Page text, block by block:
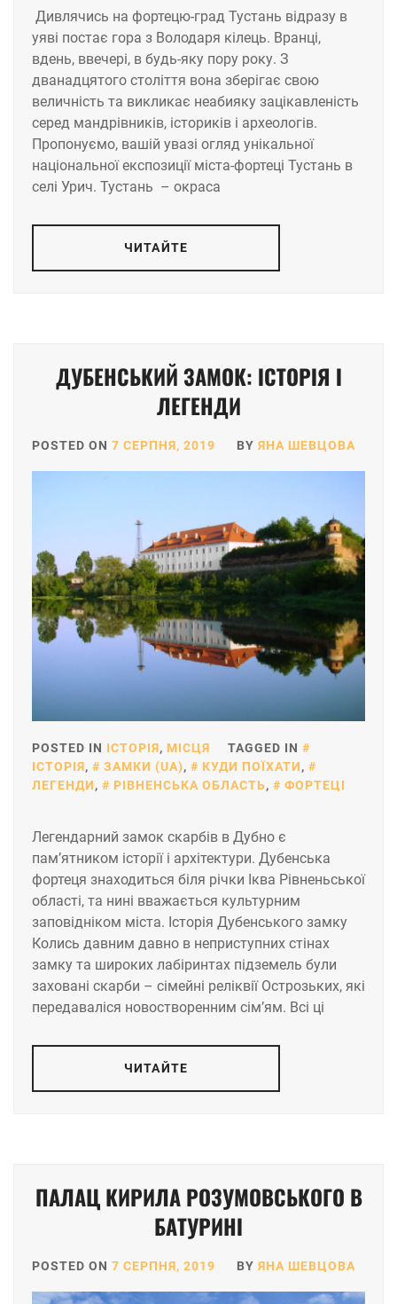
Дивлячись на фортецю-град Тустань відразу в
уяві постає гора з Володаря кілець. Вранці,
вдень, ввечері, в будь-яку пору року. З
дванадцятого століття вона зберігає свою
величність та викликає неабияку зацікавленість
серед мандрівників, істориків і археологів.
Пропонуємо, вашій увазі огляд унікальної
національної експозиції міста-фортеці Тустань в
селі Урич. Тустань – окраса
ЧИТАЙТЕ
ДУБЕНСЬКИЙ ЗАМОК: ІСТОРІЯ І
ЛЕГЕНДИ
POSTED ON 7 СЕРПНЯ, 2019 BY ЯНА ШЕВЦОВА
POSTED IN ІСТОРІЯ, МІСЦЯ
TAGGED IN
ІСТОРІЯ, ЗАМКИ (UA), КУДИ ПОЇХАТИ,
ЛЕГЕНДИ, РІВНЕНСЬКА ОБЛАСТЬ, ФОРТЕЦІ
Легендарний замок скарбів в Дубно є
пам’ятником історії і архітектури. Дубенська
фортеця знаходиться біля річки Іква Рівненьської
області, та нині вважається культурним
заповідніком міста. Історія Дубенського замку
Колись давним давно в неприступних стінах
замку та широких лабіринтах підземель були
заховані скарби – сімейні реліквії Острозьких, які
передаваліся новостворенним сім’ям. Всі ці
ЧИТАЙТЕ
ПАЛАЦ КИРИЛА РОЗУМОВСЬКОГО В
БАТУРИНІ
POSTED ON 7 СЕРПНЯ, 2019 BY ЯНА ШЕВЦОВА